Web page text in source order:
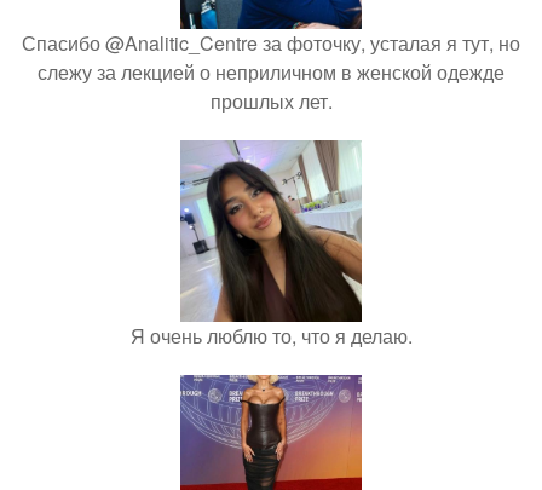
Спасибо @Analitic_Centre за фоточку, усталая я тут, но
слежу за лекцией о неприличном в женской одежде
прошлых лет.
Я очень люблю то, что я делаю.